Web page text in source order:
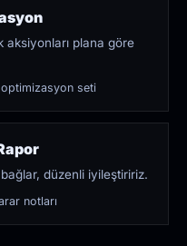
aksiyonları plana göre
seti
düzenli iyileştiririz.
notları